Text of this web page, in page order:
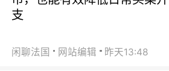
支
闲聊法国 网站编辑 昨天13:48